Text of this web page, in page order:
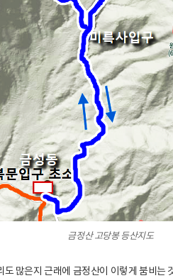
금정산 고당봉 등산지도
많은지 근래에 금정산이 이렇게 붐비는